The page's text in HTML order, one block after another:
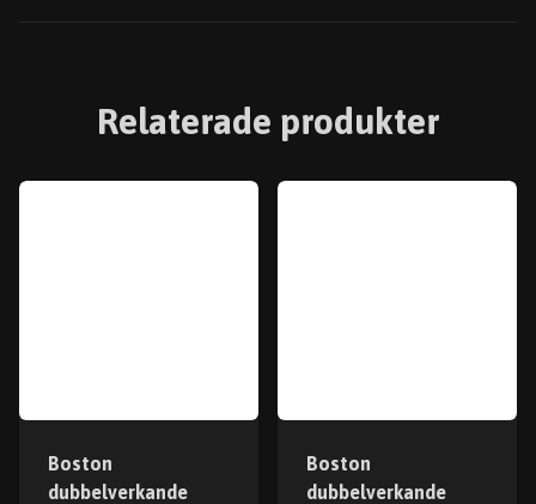
Relaterade produkter
Boston
dubbelverkande
Boston
dubbelverkande